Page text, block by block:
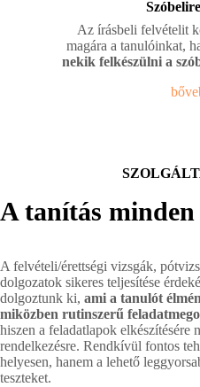
Az írásbeli felvételit
magára a tanulóinkat,
nekik felkészülni a
A tanítás
A felvételi/érettségi vizsgák,
dolgozatok sikeres teljesítése
dolgoztunk ki, ami a tanulót
miközben rutinszerű
hiszen a feladatlapok elkészítésére
rendelkezésre. Rendkívül fontos
helyesen, hanem a lehető
teszteket.